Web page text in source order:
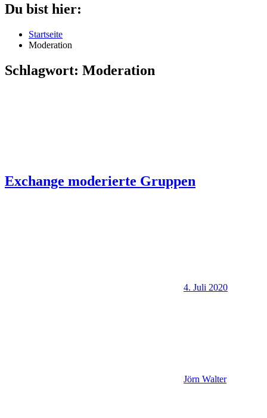
Du bist hier:
Startseite
Moderation
Schlagwort: Moderation
Exchange moderierte Gruppen
4. Juli 2020
Jörn Walter